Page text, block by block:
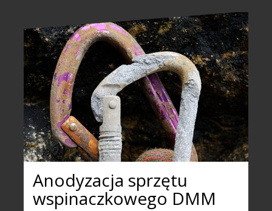
Anodyzacja sprzętu
wspinaczkowego DMM